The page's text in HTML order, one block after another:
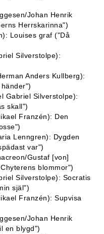
Johan Henrik
Herrskarinna")
Louises graf ("Då
Silverstolpe):
Anders Kullberg):
Gabriel Silverstolpe):
skall")
Franzén): Den
Lenngren): Dygden
var")
Gustaf [von]
blommor")
Silverstolpe): Socratis
själ")
Franzén): Supvisa
Johan Henrik
en blygd")